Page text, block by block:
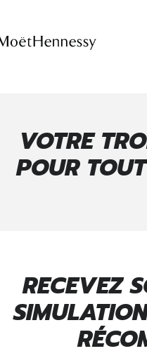
VOTRE
POUR
RECEVEZ